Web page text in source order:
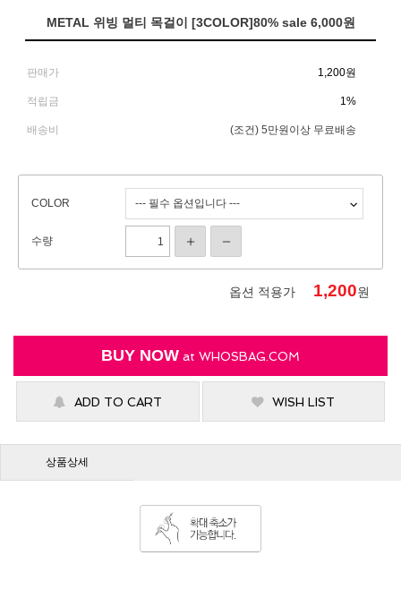
METAL 위빙 멀티 목걸이 [3COLOR]80% sale 6,000원
판매가 1,200원
적립금 1%
배송비 (조건) 5만원이상 무료배송
COLOR
수량
옵션 적용가 1,200원
BUY NOW at WHOSBAG.COM
ADD TO CART WISH LIST
상품상세